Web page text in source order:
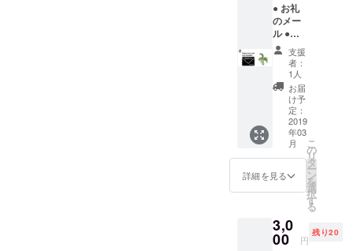
● お礼
のメー
ル ●
トック
リヤシ
の種子
10個
支援
者：
1人
お届
け予
定：
2019
年03
月
詳細を見る
こ
の
リ
タ
ー
ン
を
選
択
す
る
3,0
00 円
残り20